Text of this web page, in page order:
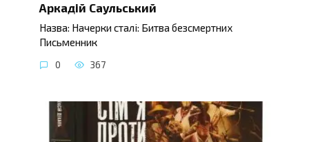
Аркадій Саульський
Назва: Начерки сталі: Битва безсмертних
Письменник
0 367